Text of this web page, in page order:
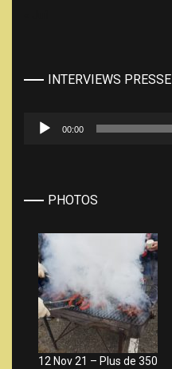
INTERVIEWS PRESSE
Lecteur
audio
00:00
PHOTOS
12 Nov 21 – Plus de 350